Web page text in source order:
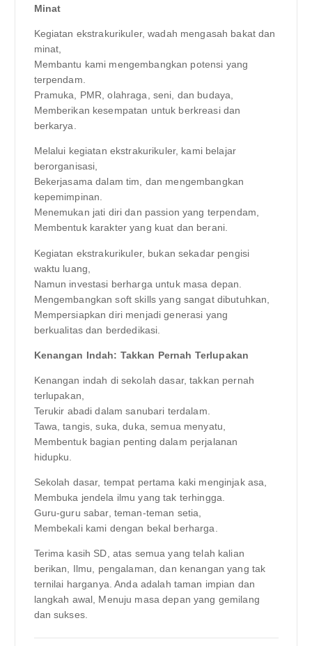
Minat
Kegiatan ekstrakurikuler, wadah mengasah bakat dan
minat,
Membantu kami mengembangkan potensi yang
terpendam.
Pramuka, PMR, olahraga, seni, dan budaya,
Memberikan kesempatan untuk berkreasi dan
berkarya.
Melalui kegiatan ekstrakurikuler, kami belajar
berorganisasi,
Bekerjasama dalam tim, dan mengembangkan
kepemimpinan.
Menemukan jati diri dan passion yang terpendam,
Membentuk karakter yang kuat dan berani.
Kegiatan ekstrakurikuler, bukan sekadar pengisi
waktu luang,
Namun investasi berharga untuk masa depan.
Mengembangkan soft skills yang sangat dibutuhkan,
Mempersiapkan diri menjadi generasi yang
berkualitas dan berdedikasi.
Kenangan Indah: Takkan Pernah Terlupakan
Kenangan indah di sekolah dasar, takkan pernah
terlupakan,
Terukir abadi dalam sanubari terdalam.
Tawa, tangis, suka, duka, semua menyatu,
Membentuk bagian penting dalam perjalanan
hidupku.
Sekolah dasar, tempat pertama kaki menginjak asa,
Membuka jendela ilmu yang tak terhingga.
Guru-guru sabar, teman-teman setia,
Membekali kami dengan bekal berharga.
Terima kasih SD, atas semua yang telah kalian
berikan, Ilmu, pengalaman, dan kenangan yang tak
ternilai harganya. Anda adalah taman impian dan
langkah awal, Menuju masa depan yang gemilang
dan sukses.